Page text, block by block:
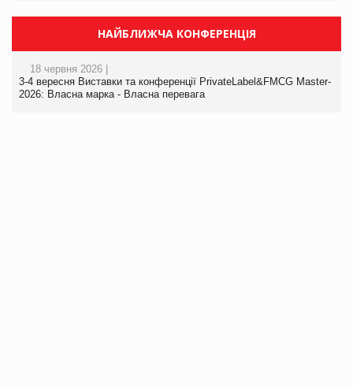
НАЙБЛИЖЧА КОНФЕРЕНЦІЯ
18 червня 2026 |
3-4 вересня Виставки та конференції PrivateLabel&FMCG Master-
2026: Власна марка - Власна перевага